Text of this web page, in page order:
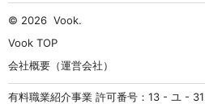
© 2026 Vook.
Vook TOP
会社概要（運営会社）
有料職業紹介事業 許可番号：13 - ユ -